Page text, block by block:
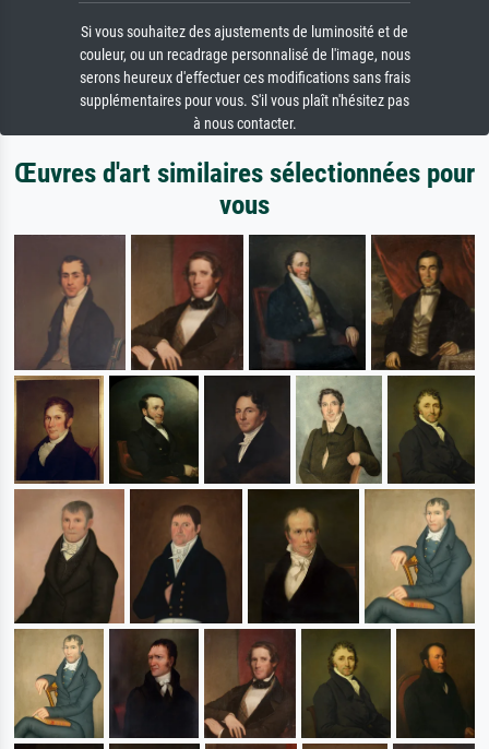
Si vous souhaitez des ajustements de luminosité et de
couleur, ou un recadrage personnalisé de l'image, nous
serons heureux d'effectuer ces modifications sans frais
supplémentaires pour vous. S'il vous plaît n'hésitez pas
à nous contacter.
Œuvres d'art similaires sélectionnées pour
vous